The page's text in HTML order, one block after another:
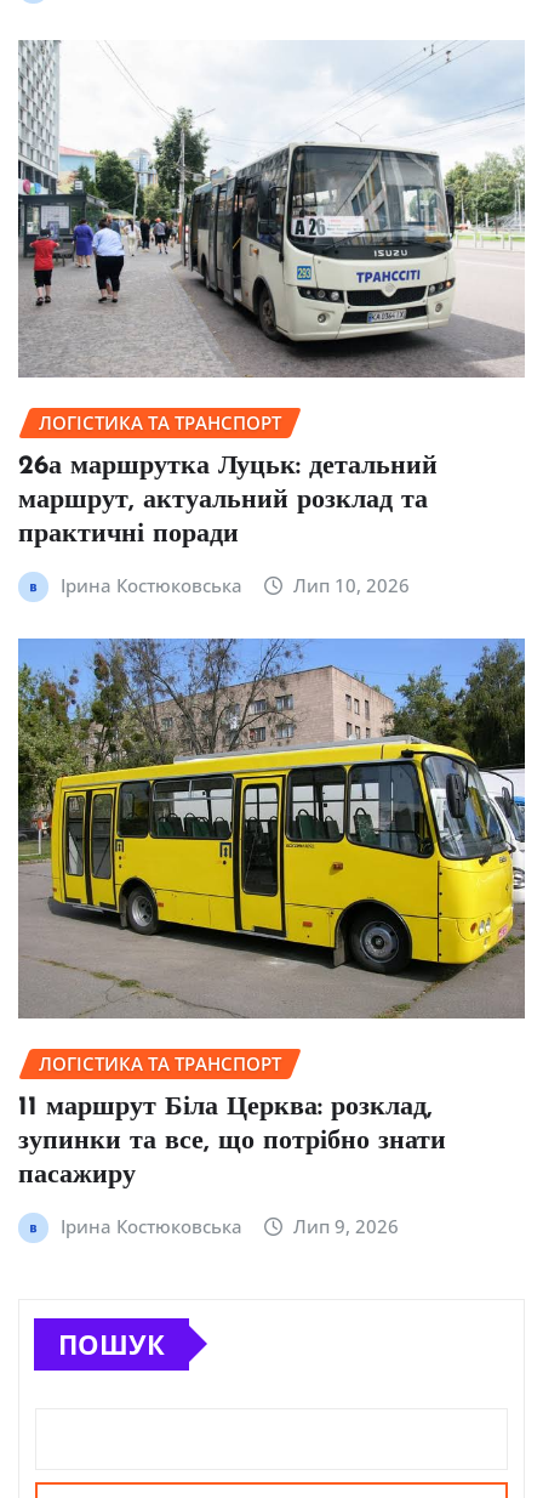
ЛОГІСТИКА ТА ТРАНСПОРТ
26а маршрутка Луцьк: детальний
маршрут, актуальний розклад та
практичні поради
Ірина Костюковська Лип 10, 2026
ЛОГІСТИКА ТА ТРАНСПОРТ
11 маршрут Біла Церква: розклад,
зупинки та все, що потрібно знати
пасажиру
Ірина Костюковська Лип 9, 2026
ПОШУК